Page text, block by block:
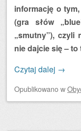
informację o
(gra słów
„smutny”), czyli
nie dajcie się –
Czytaj dalej →
Opublikowanow